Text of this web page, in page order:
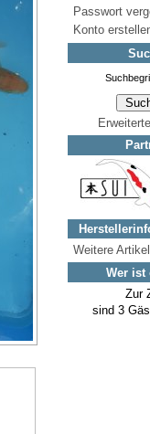
Passwort
Konto
Weitere Artikel
Wer ist
Zur
sind 3